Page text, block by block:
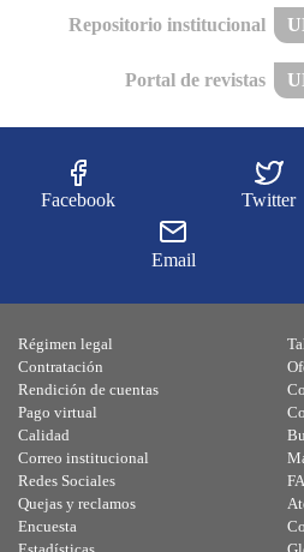
Repositorio institucional
Portal de revistas
Facebook Twitter
Email
Régimen legal
Contratación
Rendición de cuentas
Pago virtual
Calidad
Correo institucional
Redes Sociales
Quejas y reclamos
Encuesta